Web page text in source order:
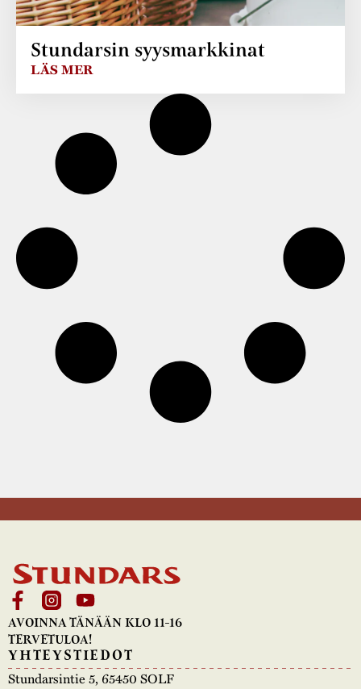
Stundarsin syysmarkkinat
LÄS MER
AVOINNA TÄNÄÄN KLO 11-16
TERVETULOA!
YHTEYSTIEDOT
Stundarsintie 5, 65450 SOLF